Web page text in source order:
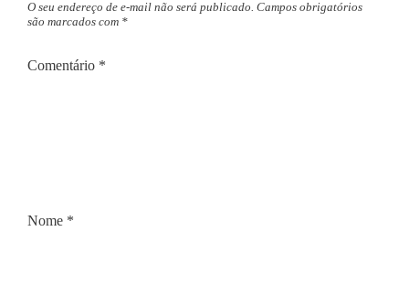
O seu endereço de e-mail não será publicado. Campos obrigatórios
são marcados com *
Comentário *
Nome *